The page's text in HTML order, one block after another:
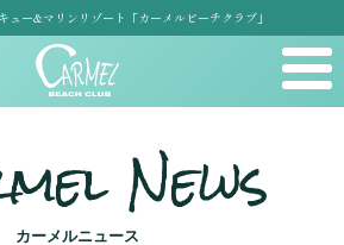
ュー&マリンリゾート「カーメルビーチクラブ」
News
カーメルニュース